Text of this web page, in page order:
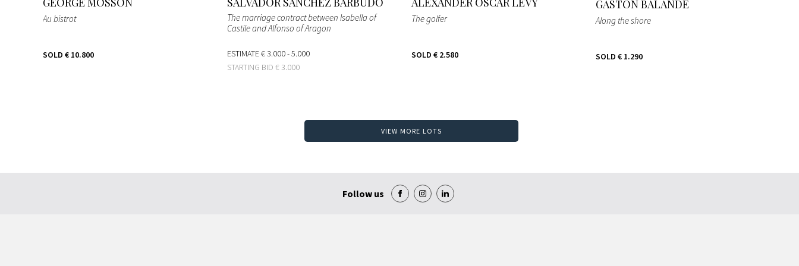
Au bistrot
SOLD € 10.800
The marriage contract between Isabella of
Castile and Alfonso of Aragon
ESTIMATE€ 3.000 - 5.000
STARTING BID € 3.000
The golfer
SOLD € 2.580
GASTON BALANDE
Along the shore
SOLD € 1.290
VIEW MORE LOTS
Follow us